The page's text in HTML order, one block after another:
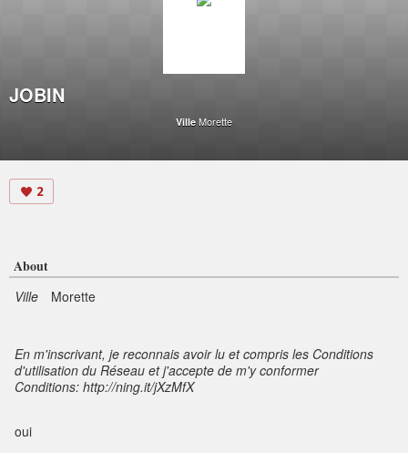
JOBIN
Ville Morette
2
About
Ville Morette
En m'inscrivant, je reconnais avoir lu et compris les Conditions
d'utilisation du Réseau et j'accepte de m'y conformer
Conditions: http://ning.it/jXzMfX
oui